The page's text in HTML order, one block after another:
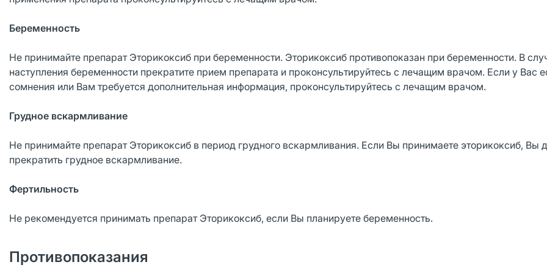
Беременность
Не принимайте препарат Эторикоксиб при беременности. Эторикоксиб противопоказан при беременности. В
наступления беременности прекратите прием препарата и проконсультируйтесь с лечащим врачом. Если у Вас
сомнения или Вам требуется дополнительная информация, проконсультируйтесь с лечащим врачом.
Грудное вскармливание
Не принимайте препарат Эторикоксиб в период грудного вскармливания. Если Вы принимаете эторикоксиб, Вы
прекратить грудное вскармливание.
Фертильность
Не рекомендуется принимать препарат Эторикоксиб, если Вы планируете беременность.
Противопоказания